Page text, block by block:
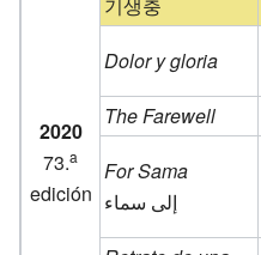
2020
73.a
edición
Dolor y gloria
The Farewell
For Sama